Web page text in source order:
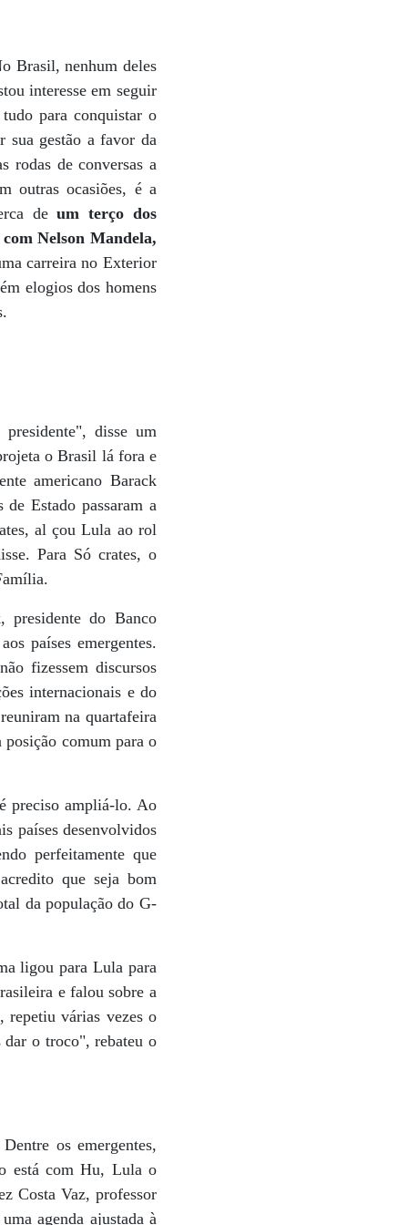
Brasil, nenhum deles
interesse em seguir
para conquistar o
sua gestão a favor da
rodas de conversas a
outras ocasiões, é a
deum terço dos
Nelson Mandela,
carreira no Exterior
elogios dos homens
disse um
o Brasil lá fora e
americano Barack
Estado passaram a
al çou Lula ao rol
Para Só crates, o
presidente do Banco
países emergentes.
fizessem discursos
internacionais e do
na quartafeira
posição comum para o
preciso ampliá-lo. Ao
países desenvolvidos
perfeitamente que
que seja bom
da população do G-
ligou para Lula para
e falou sobre a
repetiu várias vezes o
dar o troco", rebateu o
os emergentes,
está com Hu, Lula o
Costa Vaz, professor
agenda ajustada à